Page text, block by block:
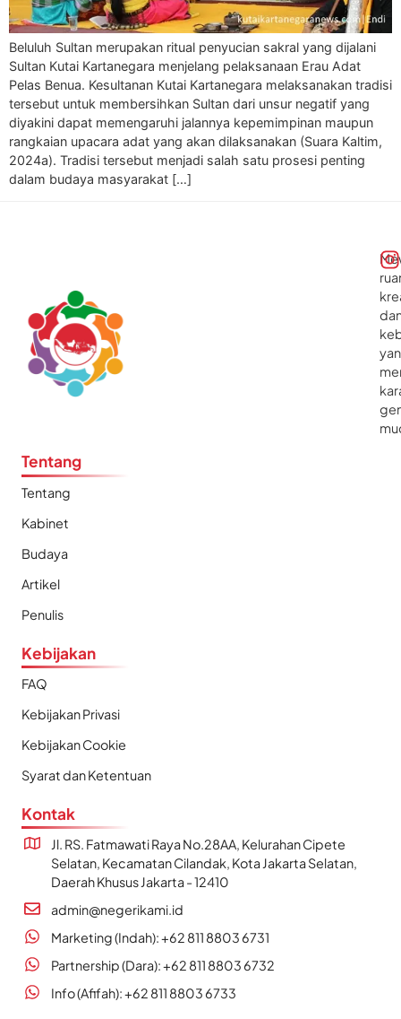
Beluluh Sultan merupakan ritual penyucian sakral yang dijalani
Sultan Kutai Kartanegara menjelang pelaksanaan Erau Adat
Pelas Benua. Kesultanan Kutai Kartanegara melaksanakan tradisi
tersebut untuk membersihkan Sultan dari unsur negatif yang
diyakini dapat memengaruhi jalannya kepemimpinan maupun
rangkaian upacara adat yang akan dilaksanakan (Suara Kaltim,
2024a). Tradisi tersebut menjadi salah satu prosesi penting
dalam budaya masyarakat […]
Tentang
Tentang
Kabinet
Budaya
Artikel
Penulis
Kebijakan
FAQ
Kebijakan Privasi
Kebijakan Cookie
Syarat dan Ketentuan
Kontak
Jl. RS. Fatmawati Raya No.28AA, Kelurahan Cipete
Selatan, Kecamatan Cilandak, Kota Jakarta Selatan,
Daerah Khusus Jakarta - 12410
admin@negerikami.id
Marketing (Indah): +62 811 8803 6731
Partnership (Dara): +62 811 8803 6732
Info (Afifah): +62 811 8803 6733